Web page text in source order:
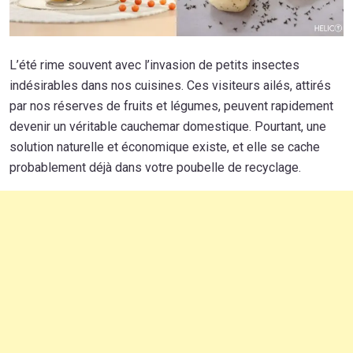
L’été rime souvent avec l’invasion de petits insectes
indésirables dans nos cuisines. Ces visiteurs ailés, attirés
par nos réserves de fruits et légumes, peuvent rapidement
devenir un véritable cauchemar domestique. Pourtant, une
solution naturelle et économique existe, et elle se cache
probablement déjà dans votre poubelle de recyclage.